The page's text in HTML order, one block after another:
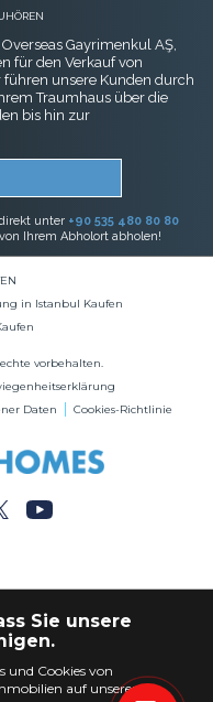
Gayrimenkul AŞ,
für den Verkauf von
unsere Kunden durch
Traumhaus über die
bis hin zur
unter +90 535 480 80 80
Ihrem Abholort abholen!
in Istanbul Kaufen
vorbehalten.
Daten
Cookies-Richtlinie
Bitcoin-Zahlung
Sie unsere
und Cookies von
auf unserer